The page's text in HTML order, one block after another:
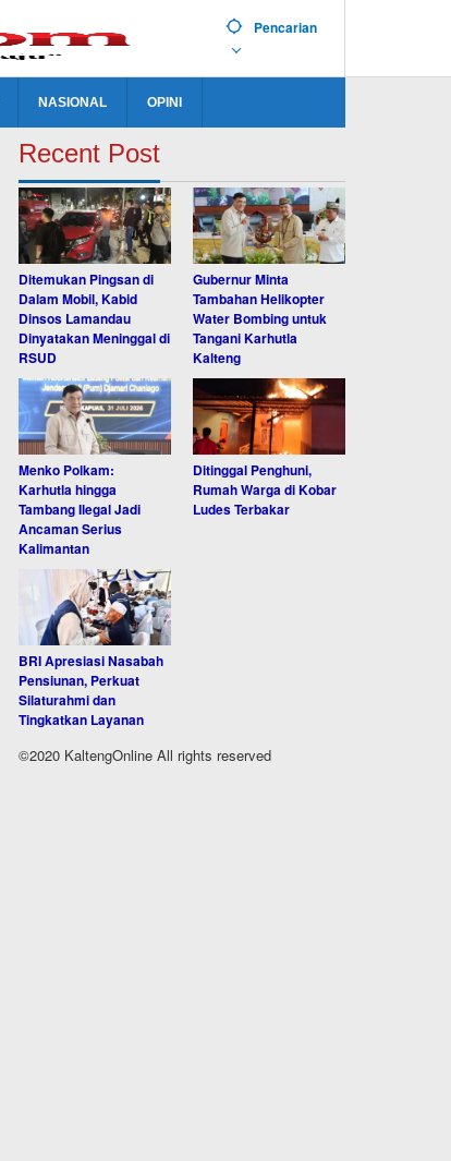
Pencarian
NASIONAL OPINI
Recent Post
Ditemukan Pingsan di
Dalam Mobil, Kabid
Dinsos Lamandau
Dinyatakan Meninggal di
RSUD
Gubernur Minta
Tambahan Helikopter
Water Bombing untuk
Tangani Karhutla
Kalteng
Menko Polkam:
Karhutla hingga
Tambang Ilegal Jadi
Ancaman Serius
Kalimantan
Ditinggal Penghuni,
Rumah Warga di Kobar
Ludes Terbakar
BRI Apresiasi Nasabah
Pensiunan, Perkuat
Silaturahmi dan
Tingkatkan Layanan
©2020 KaltengOnline All rights reserved